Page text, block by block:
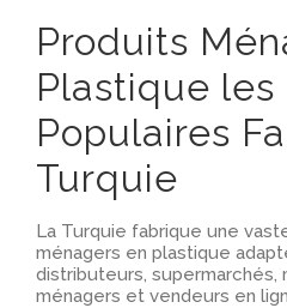
Produits
Plastique les
Populaires
Turquie
La Turquie fabrique une
ménagers en plastique
distributeurs, supermarchés,
ménagers et vendeurs en